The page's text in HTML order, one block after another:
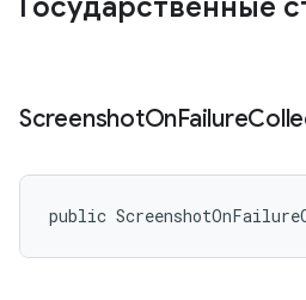
Государственные
ScreenshotOnFailure
public